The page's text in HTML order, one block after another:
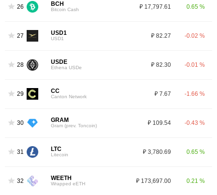
26 BCH
Bitcoin Cash ₽ 17,797.61 0.65 %
27 USD1
USD1 ₽ 82.27 -0.02 %
28 USDE
Ethena USDe ₽ 82.30 -0.01 %
29 CC
Canton Network ₽ 7.67 -1.66 %
30 GRAM
Gram (prev. Toncoin) ₽ 109.54 -0.43 %
31 LTC
Litecoin ₽ 3,780.69 0.65 %
32 WEETH
Wrapped eETH ₽ 173,697.00 0.21 %